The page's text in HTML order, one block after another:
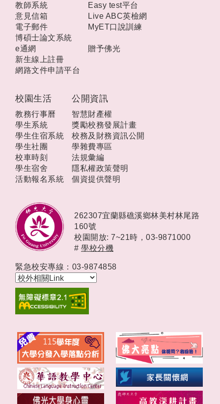
校園生活
教務行事曆
學生系統
學生住宿系統
學生社團
校車時刻
學生宿舍
活動報名系統
公開資訊
智慧財產權
獎勵校務發展計畫
校務及財務資訊公開
學雜費專區
法規彙編
隱私權政策聲明
個資提供聲明
教師系統
意見信箱
電子郵件
博碩士論文系統
e通網
新生線上註冊
網路文件申請平台
Easy test平台
Live ABC英檢網
MyET口說訓練
贈予佛光
262307宜蘭縣礁溪鄉林美村林尾路
160號
校園開放: 7~21時， 03-9871000
# 學校分機
緊急校安專線：03-9874858